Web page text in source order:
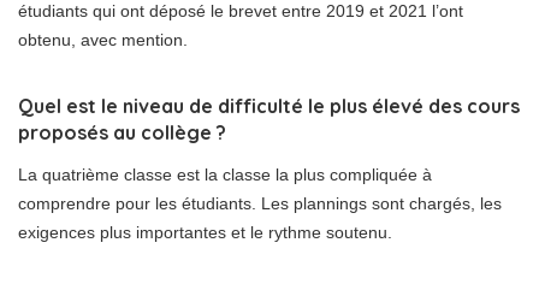
étudiants qui ont déposé le brevet entre 2019 et 2021 l’ont
obtenu, avec mention.
Quel est le niveau de difficulté le plus élevé des cours
proposés au collège ?
La quatrième classe est la classe la plus compliquée à
comprendre pour les étudiants. Les plannings sont chargés, les
exigences plus importantes et le rythme soutenu.